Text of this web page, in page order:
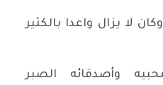
لا يزال واعدا بالكثير
وأصدقائه الصبر